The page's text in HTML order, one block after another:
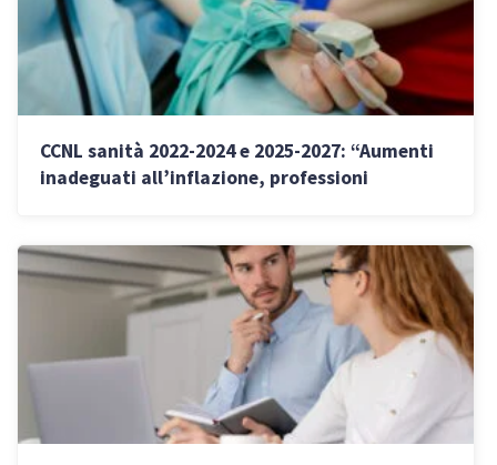
CCNL sanità 2022-2024 e 2025-2027: “Aumenti
inadeguati all’inflazione, professioni